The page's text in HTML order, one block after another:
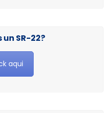
SR-22?
aqui